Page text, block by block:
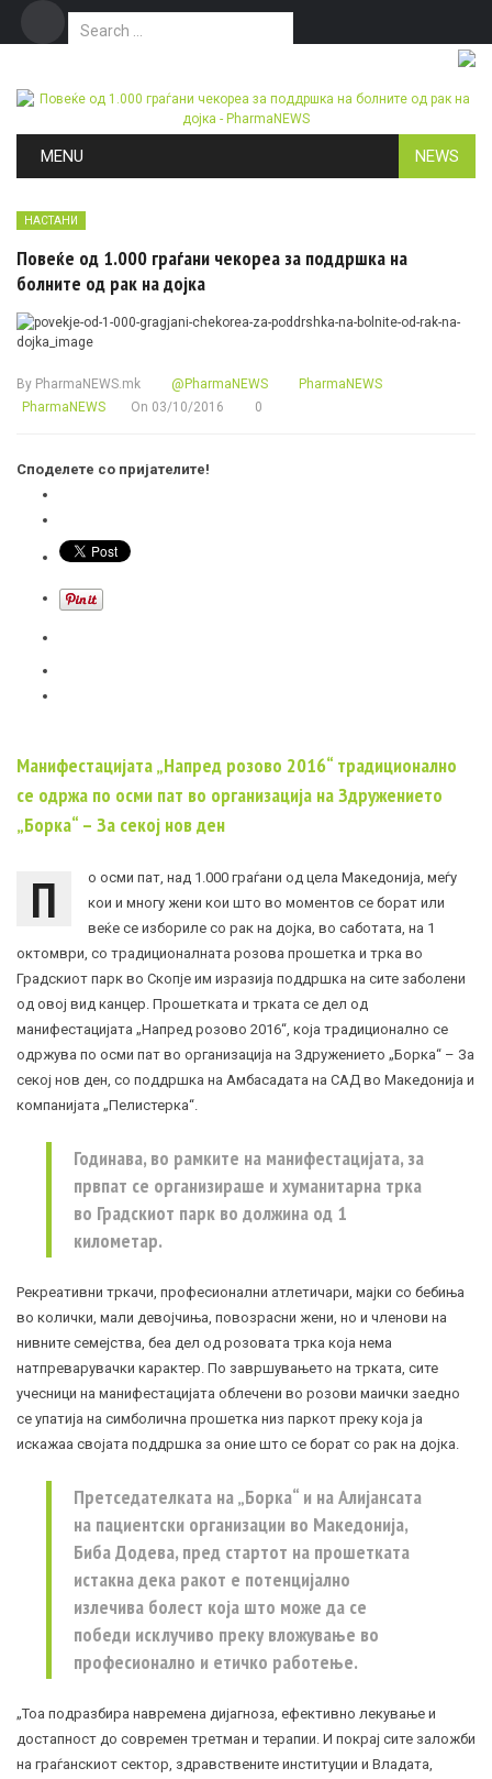
Search for:
MENU NEWS
НАСТАНИ
Повеќе од 1.000 граѓани чекореа за поддршка на
болните од рак на дојка
By PharmaNEWS.mk @PharmaNEWS
PharmaNEWS
PharmaNEWS
On 03/10/2016 0
Споделете со пријателите!
Манифестацијата „Напред розово 2016“ традиционално
се одржа по осми пат во организација на Здружението
„Борка“ – За секој нов ден
П
о осми пат, над 1.000 граѓани од цела Македонија, меѓу
кои и многу жени кои што во моментов се борат или
веќе се избориле со рак на дојка, во саботата, на 1
октомври, со традиционалната розова прошетка и трка во
Градскиот парк во Скопје им изразија поддршка на сите заболени
од овој вид канцер. Прошетката и трката се дел од
манифестацијата „Напред розово 2016“, која традиционално се
одржува по осми пат во организација на Здружението „Борка“ – За
секој нов ден, со поддршка на Амбасадата на САД во Македонија и
компанијата „Пелистерка“.
Годинава, во рамките на манифестацијата, за
првпат се организираше и хуманитарна трка
во Градскиот парк во должина од 1
километар.
Рекреативни тркачи, професионални атлетичари, мајки со бебиња
во колички, мали девојчиња, повозрасни жени, но и членови на
нивните семејства, беа дел од розовата трка која нема
натпреварувачки карактер. По завршувањето на трката, сите
учесници на манифестацијата облечени во розови маички заедно
се упатија на симболична прошетка низ паркот преку која ја
искажаа својата поддршка за оние што се борат со рак на дојка.
Претседателката на „Борка“ и на Алијансата
на пациентски организации во Македонија,
Биба Додева, пред стартот на прошетката
истакна дека ракот е потенцијално
излечива болест која што може да се
победи исклучиво преку вложување во
професионално и етичко работење.
„Тоа подразбира навремена дијагноза, ефективно лекување и
достапност до современ третман и терапии. И покрај сите заложби
на граѓанскиот сектор, здравствените институции и Владата,